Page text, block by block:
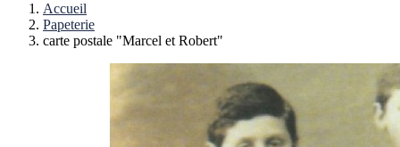
Accueil
Papeterie
carte postale "Marcel et Robert"